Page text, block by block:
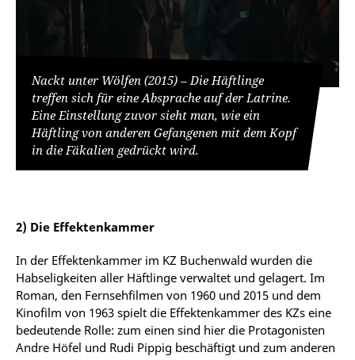
Nackt unter Wölfen (2015) – Die Häftlinge
treffen sich für eine Absprache auf der Latrine.
Eine Einstellung zuvor sieht man, wie ein
Häftling von anderen Gefangenen mit dem Kopf
in die Fäkalien gedrückt wird.
2) Die Effektenkammer
In der Effektenkammer im KZ Buchenwald wurden die
Habseligkeiten aller Häftlinge verwaltet und gelagert. Im
Roman, den Fernsehfilmen von 1960 und 2015 und dem
Kinofilm von 1963 spielt die Effektenkammer des KZs eine
bedeutende Rolle: zum einen sind hier die Protagonisten
Andre Höfel und Rudi Pippig beschäftigt und zum anderen